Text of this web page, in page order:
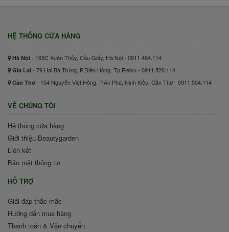
HỆ THỐNG CỬA HÀNG
Hà Nội - 165C Xuân Thủy, Cầu Giấy, Hà Nội - 0911.464.114
Gia Lai - 79 Hai Bà Trưng, P.Diên Hồng, Tp.Pleiku - 0911.520.114
Cần Thơ - 154 Nguyễn Việt Hồng, P.An Phú, Ninh Kiều, Cần Thơ - 0911.504.114
VỀ CHÚNG TÔI
Hệ thống cửa hàng
Giới thiệu Beautygarden
Liên kết
Bảo mật thông tin
HỖ TRỢ
Giải đáp thắc mắc
Hướng dẫn mua hàng
Thanh toán & Vận chuyển